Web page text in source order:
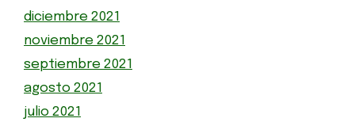
diciembre 2021
noviembre 2021
septiembre 2021
agosto 2021
julio 2021